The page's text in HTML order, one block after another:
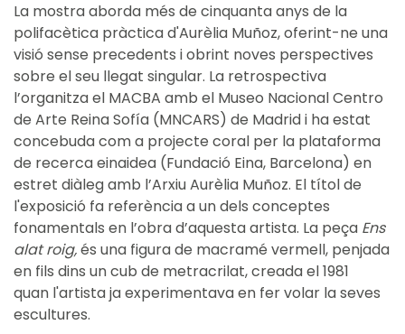
La mostra aborda més de cinquanta anys de la
polifacètica pràctica d'Aurèlia Muñoz, oferint-ne una
visió sense precedents i obrint noves perspectives
sobre el seu llegat singular. La retrospectiva
l’organitza el MACBA amb el Museo Nacional Centro
de Arte Reina Sofía (MNCARS) de Madrid i ha estat
concebuda com a projecte coral per la plataforma
de recerca einaidea (Fundació Eina, Barcelona) en
estret diàleg amb l’Arxiu Aurèlia Muñoz. El títol de
l'exposició fa referència a un dels conceptes
fonamentals en l’obra d’aquesta artista. La peça Ens
alat roig,és una figura de macramé vermell, penjada
en fils dins un cub de metracrilat, creada el 1981
quan l'artista ja experimentava en fer volar la seves
escultures.